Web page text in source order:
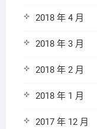
2018 年 4 月
2018 年 3 月
2018 年 2 月
2018 年 1 月
2017 年 12 月